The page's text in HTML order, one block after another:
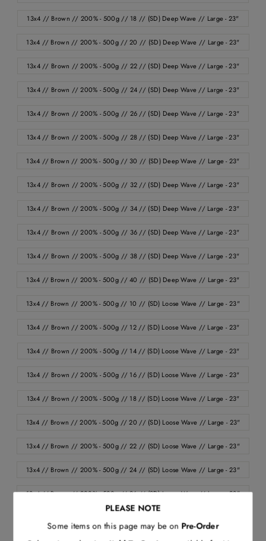
13x4 // Brown // 200% - 500g // 18 // (SD) Deep Wave // Large - 23"
13x4 // Brown // 200% - 500g // 20 // (SD) Deep Wave // Large - 23"
13x4 // Brown // 200% - 500g // 22 // (SD) Deep Wave // Large - 23"
13x4 // Brown // 200% - 500g // 24 // (SD) Deep Wave // Large - 23"
13x4 // Brown // 200% - 500g // 26 // (SD) Deep Wave // Large - 23"
13x4 // Brown // 200% - 500g // 28 // (SD) Deep Wave // Large - 23"
13x4 // Brown // 200% - 500g // 30 // (SD) Deep Wave // Large - 23"
13x4 // Brown // 200% - 500g // 32 // (SD) Deep Wave // Large - 23"
13x4 // Brown // 200% - 500g // 34 // (SD) Deep Wave // Large - 23"
13x4 // Brown // 200% - 500g // 36 // (SD) Deep Wave // Large - 23"
13x4 // Brown // 200% - 500g // 38 // (SD) Deep Wave // Large - 23"
13x4 // Brown // 200% - 500g // 40 // (SD) Deep Wave // Large - 23"
13x4 // Brown // 200% - 500g // 10 // (SD) Loose Wave // Large - 23"
13x4 // Brown // 200% - 500g // 12 // (SD) Loose Wave // Large - 23"
13x4 // Brown // 200% - 500g // 14 // (SD) Loose Wave // Large - 23"
13x4 // Brown // 200% - 500g // 16 // (SD) Loose Wave // Large - 23"
13x4 // Brown // 200% - 500g // 18 // (SD) Loose Wave // Large - 23"
13x4 // Brown // 200% - 500g // 20 // (SD) Loose Wave // Large - 23"
13x4 // Brown // 200% - 500g // 22 // (SD) Loose Wave // Large - 23"
13x4 // Brown // 200% - 500g // 24 // (SD) Loose Wave // Large - 23"
13x4 // Brown // 200% - 500g // 26 // (SD) Loose Wave // Large - 23"
PLEASE NOTE
Some items on this page may be on Pre-Order